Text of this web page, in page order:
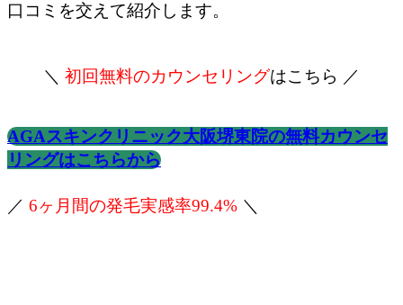
口コミを交えて紹介します。
＼ 初回無料のカウンセリングはこちら ／
AGAスキンクリニック大阪堺東院の無料カウンセ
リングはこちらから
／ 6ヶ月間の発毛実感率99.4% ＼